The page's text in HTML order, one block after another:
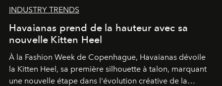
INDUSTRY TRENDS
Havaianas prend de la hauteur avec sa
nouvelle Kitten Heel
À la Fashion Week de Copenhague, Havaianas dévoile
la Kitten Heel, sa première silhouette à talon, marquant
une nouvelle étape dans l'évolution créative de la